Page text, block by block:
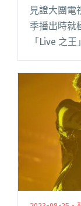
見證大團電
季播出時就
「Live 之
到他的演出
宛如「限制
「看看節
團最終集